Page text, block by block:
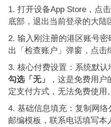
打开设备App Store，点
底部，退出当前登录的大陆
输入刚注册的港区账号
出「检查账户」弹窗，点击
核心付费设置：系统默认
勾选「无」
，这是免费用
定支付方式，无法免费使用。
基础信息填充：复制网络
邮编模板，联系电话填写